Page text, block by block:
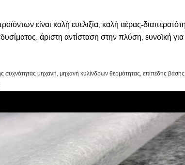
είναι καλή ευελιξία, καλή αέρας-
άριστη αντίσταση στην πλύση, ευνοϊκή για
συχνότητας μηχανή, μηχανή κυλίνδρων θερμότητας, επίπεδης